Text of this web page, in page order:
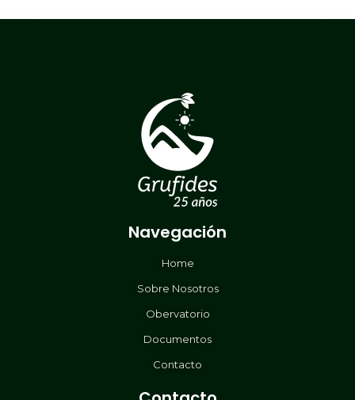
Navegación
Home
Sobre Nosotros
Obervatorio
Documentos
Contacto